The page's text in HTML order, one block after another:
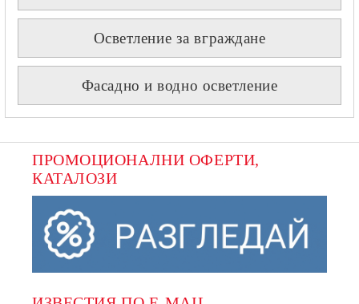
Осветление за вграждане
Фасадно и водно осветление
ПРОМОЦИОНАЛНИ ОФЕРТИ,
КАТАЛОЗИ